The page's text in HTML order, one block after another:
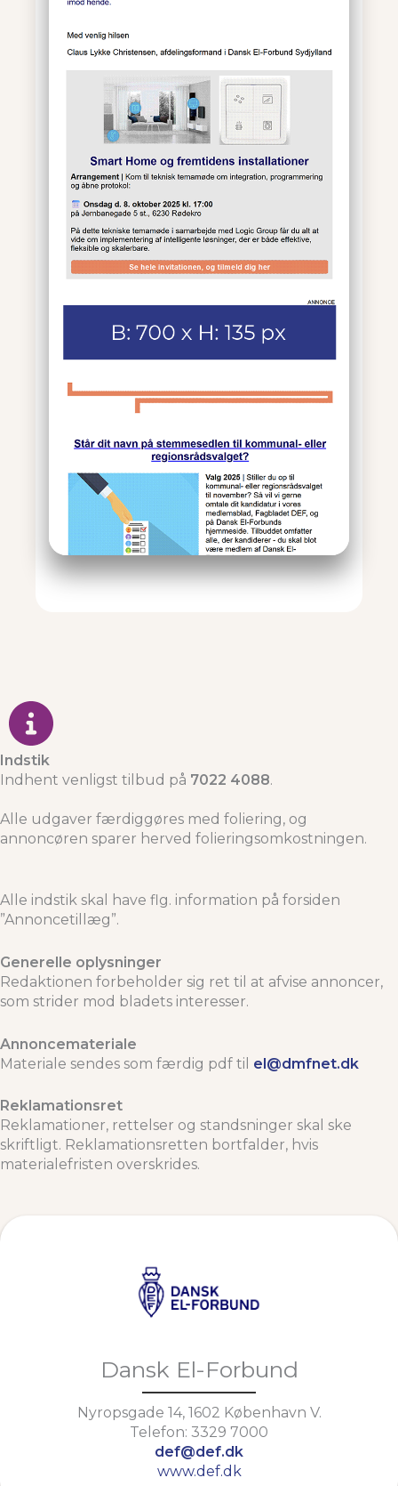
Indstik
Indhent venligst tilbud på 7022 4088.
Alle udgaver færdiggøres med foliering, og
annoncøren sparer herved folieringsomkostningen.
Alle indstik skal have flg. information på forsiden
”Annoncetillæg”.
Generelle oplysninger
Redaktionen forbeholder sig ret til at afvise annoncer,
som strider mod bladets interesser.
Annoncemateriale
Materiale sendes som færdig pdf til el@dmfnet.dk
Reklamationsret
Reklamationer, rettelser og standsninger skal ske
skriftligt. Reklamationsretten bortfalder, hvis
materialefristen overskrides.
Dansk El-Forbund
Nyropsgade 14, 1602 København V.
Telefon: 3329 7000
def@def.dk
www.def.dk